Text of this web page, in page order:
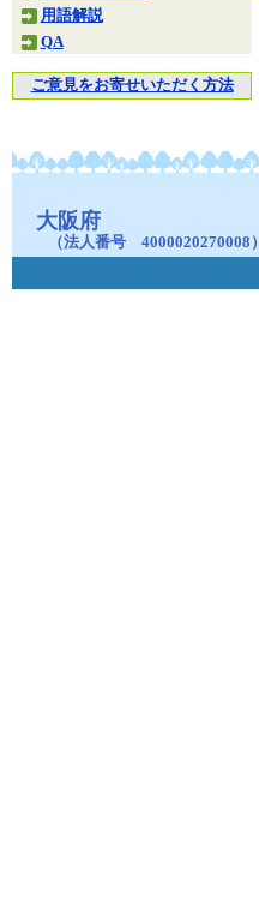
用語解説
QA
ご意見をお寄せいただく方法
大阪府
（法人番号 4000020270008）